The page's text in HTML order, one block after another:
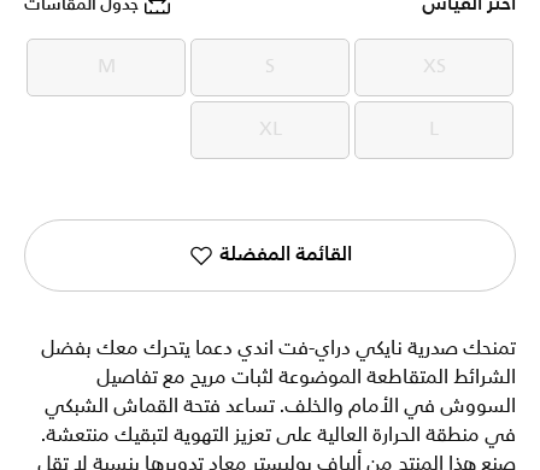
XS
XS
S
S
M
M
L
L
XL
XL
القائمة المفضلة
تمنحك صدرية نايكي دراي-فت اندي دعما يتحرك معك بفضل
الشرائط المتقاطعة الموضوعة لثبات مريح مع تفاصيل
السووش في الأمام والخلف. تساعد فتحة القماش الشبكي
في منطقة الحرارة العالية على تعزيز التهوية لتبقيك منتعشة.